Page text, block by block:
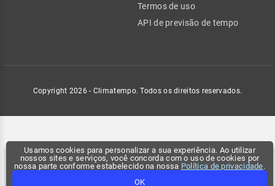
Usamos cookies para personalizar a sua experiência. Ao utilizar
nossos sites e serviços, você concorda com o uso de cookies por
nossa parte conforme estabelecido na nossa Política de privacidade.
OK
Termos de uso
API de previsão de tempo
Copyright 2026 - Climatempo. Todos os direitos reservados.